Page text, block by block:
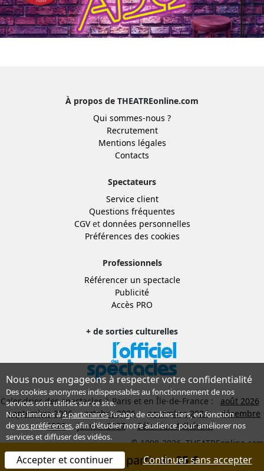
À propos de THEATREonline.com
Qui sommes-nous ?
Recrutement
Mentions légales
Contacts
Spectateurs
Service client
Questions fréquentes
CGVet données personnelles
Préférences des cookies
Professionnels
Référencer un spectacle
Publicité
Accès PRO
+ de sorties culturelles
Calendrier des spectacles à Paris et en Île-de-France :
août 2026
septembre 2026
octobre 2026 novembre 2026
décembre
2026
janvier 2027
Sélection Adhérent
© 1998-2026, THEATREonline.com
Réserver à partir de25 €
Nous nous engageons à respecter votre confidentialité
Des cookies anonymes indispensables au fonctionnement de nos
services sont utilisés sur ce site.
Nous limitons à4 partenairesl’usage de cookies tiers, en fonction
devos préférences, afin d'étudier notre audience pour améliorer nos
services et diffuser des vidéos.
Accepter et continuer Continuer sans accepter